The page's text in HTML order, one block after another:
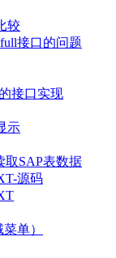
较
接口的问题
接口实现
示
取SAP表数据
源码
单）